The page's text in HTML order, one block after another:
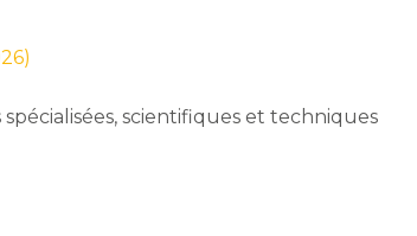
scientifiques et techniques